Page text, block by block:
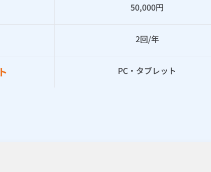
50,000円
2回/年
PC・タブレット